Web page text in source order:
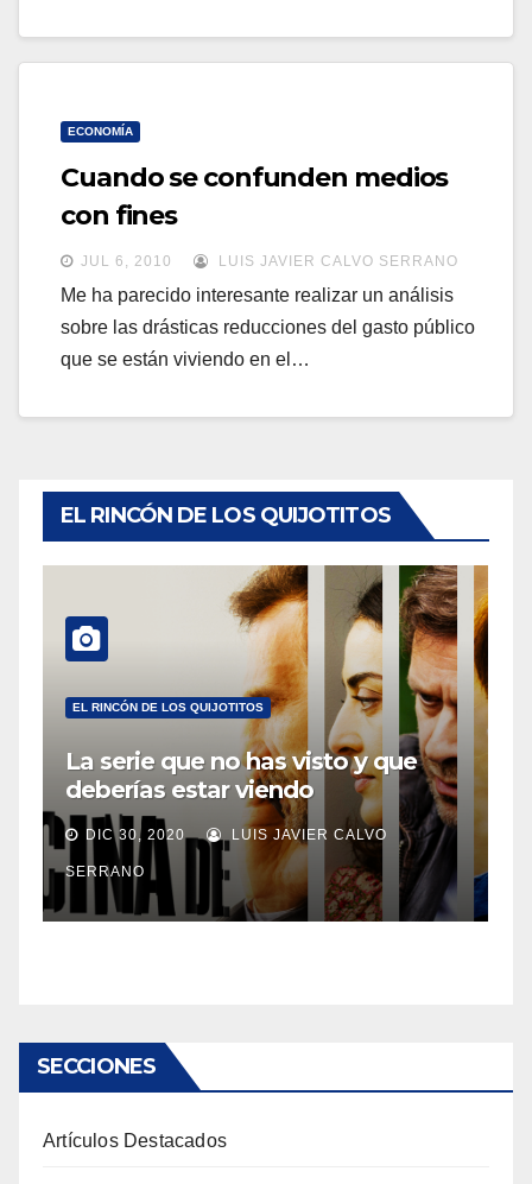
ECONOMÍA
Cuando se confunden medios
con fines
JUL 6, 2010 LUIS JAVIER CALVO SERRANO
Me ha parecido interesante realizar un análisis
sobre las drásticas reducciones del gasto público
que se están viviendo en el…
EL RINCÓN DE LOS QUIJOTITOS
EL RINCÓN DE LOS QUIJOTITOS
La serie que no has visto y que
deberías estar viendo
DIC 30, 2020 LUIS JAVIER CALVO
SERRANO
SECCIONES
Artículos Destacados